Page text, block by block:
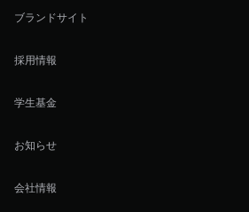
ブランドサイト
採用情報
学生基金
お知らせ
会社情報